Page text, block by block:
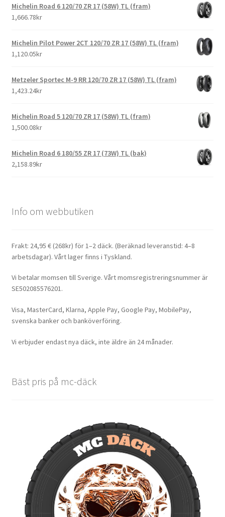
Michelin Road 6 120/70 ZR 17 (58W) TL (fram)
1,666.78kr
Michelin Pilot Power 2CT 120/70 ZR 17 (58W) TL (fram)
1,120.05kr
Metzeler Sportec M-9 RR 120/70 ZR 17 (58W) TL (fram)
1,423.24kr
Michelin Road 5 120/70 ZR 17 (58W) TL (fram)
1,500.08kr
Michelin Road 6 180/55 ZR 17 (73W) TL (bak)
2,158.89kr
Info om webbutiken
Frakt: 24,95 € (268kr) för 1–2 däck. (Beräknad leveranstid: 4–8
arbetsdagar). Vårt lager finns i Tyskland.
Vi betalar momsen till Sverige. Vårt momsregistreringsnummer är
SE502085576201.
Visa, MasterCard, Klarna, Apple Pay, Google Pay, MobilePay,
svenska banker och banköverföring.
Vi erbjuder endast nya däck, inte äldre än 24 månader.
Bäst pris på mc-däck